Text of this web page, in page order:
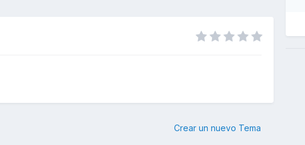
Crear un nuevo Tema